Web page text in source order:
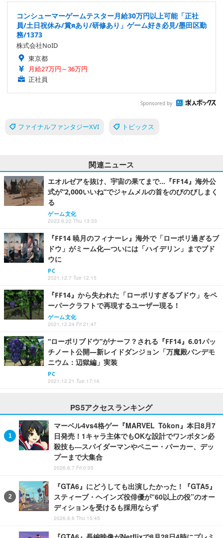
コンシューマーゲームテスター月給30万円以上可能「正社
員/土日祝休み/賞яあり/研修あり」ゲーム好き必見/墨田区勤
務/1373
株式会社NoID
東京都
月給27万円～36万円
正社員
Sponsored by
ファイナルファンタジーXVI トピックス
関連ニュース
エオルゼアを抜け、宇宙の果てまで…『FF14』海外公
式が“2,000いいね”でジャムメルの首をのびのびしまく
る
ゲーム文化
2023.6.22 Thu 13:33
『FF14 暁月のフィナーレ』海外で「ローポリ過ぎるブ
ドウ」がミーム化―ついには「ハイデリン」までブド
ウに
PC
2021.12.7 Tue 12:15
『FF14』から失われた「ローポリすぎるブドウ」をペ
ーパークラフトで再現するユーザー現る！
ゲーム文化
2021.12.24 Fri 21:47
“ローポリブドウ”がナーフ？される『FF14』6.01パッ
チノート公開―新レイドダンジョン「万魔殿パンデモ
ニウム：辺獄編」実装
PC
2021.12.21 Tue 17:16
PS5アクセスランキング
マーベル4vs4格ゲー『MARVEL Tōkon』本日8月7
日発売！1キャラ主体でもOKな設計でワンボタン必
殺技も―スパイダーマンやペニー・パーカー、デッ
プーまで大集合
2026.8.7 Fri 0:05
『GTA6』にどうしても出演したかった！『GTA5』
スティーブ・ヘインズ役俳優が“60以上の役”のオー
ディションを受けるも採用ならず
2026.8.6 Thu 15:45